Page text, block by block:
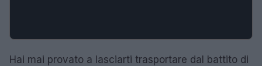
Hai mai provato a lasciarti trasportare dal battito di